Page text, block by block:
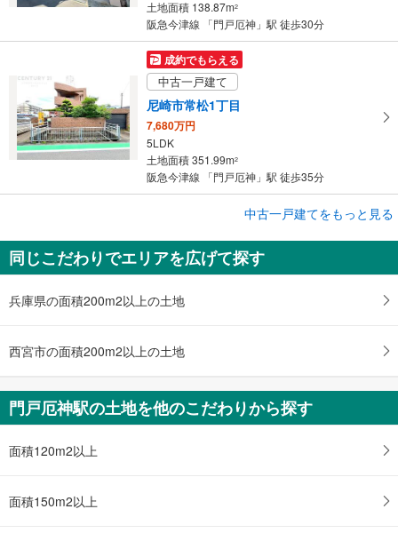
土地面積 138.87m2
阪急今津線 「門戸厄神」駅 徒歩30分
成約でもらえる
中古一戸建て
尼崎市常松1丁目
7,680万円
5LDK
土地面積 351.99m2
阪急今津線 「門戸厄神」駅 徒歩35分
西宮市甲陽園山王町
4,980万円
5DK
土地面積 277.81m
中古一戸建てをもっと見る
同じこだわりでエリアを広げて探す
兵庫県の面積200m2以上の土地
西宮市の面積200m2以上の土地
門戸厄神駅の土地を他のこだわりから探す
面積120m2以上
面積150m2以上